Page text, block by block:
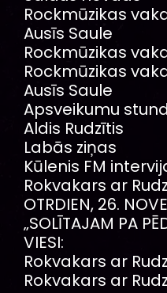
Rockmūzikas
Ausīs Saule
Rockmūzikas
Rockmūzikas
Ausīs Saule
Apsveikumu
Aldis Rudzītis
Labās ziņas
Kūlenis FM
Rokvakars ar
OTRDIEN, 26.
„SOLĪTAJAM PA
VIESI:
Rokvakars ar
Rokvakars ar